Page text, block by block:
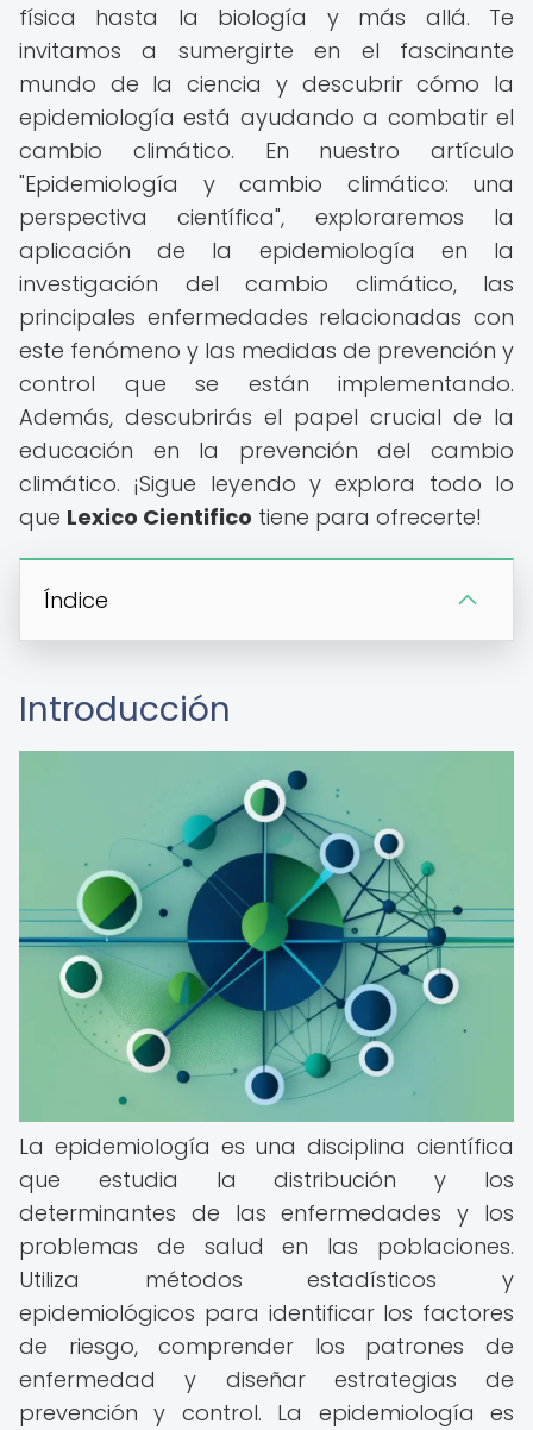
física hasta la biología y más allá. Te
invitamos a sumergirte en el fascinante
mundo de la ciencia y descubrir cómo la
epidemiología está ayudando a combatir el
cambio climático. En nuestro artículo
"Epidemiología y cambio climático: una
perspectiva científica", exploraremos la
aplicación de la epidemiología en la
investigación del cambio climático, las
principales enfermedades relacionadas con
este fenómeno y las medidas de prevención y
control que se están implementando.
Además, descubrirás el papel crucial de la
educación en la prevención del cambio
climático. ¡Sigue leyendo y explora todo lo
que Lexico Cientifico tiene para ofrecerte!
Índice
Introducción
La epidemiología es una disciplina científica
que estudia la distribución y los
determinantes de las enfermedades y los
problemas de salud en las poblaciones.
Utiliza métodos estadísticos y
epidemiológicos para identificar los factores
de riesgo, comprender los patrones de
enfermedad y diseñar estrategias de
prevención y control. La epidemiología es